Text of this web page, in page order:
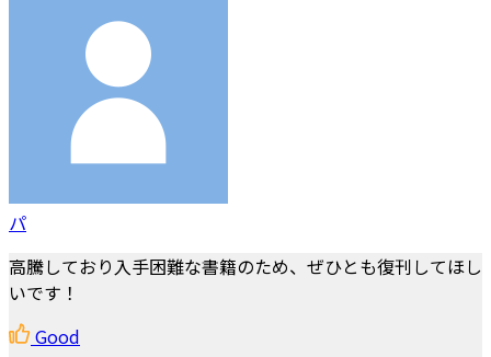
パ
高騰しており入手困難な書籍のため、ぜひとも復刊してほし
いです！
Good